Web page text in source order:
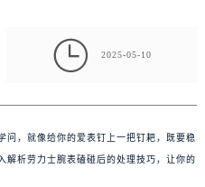
 2025-05-10
问，就像给你的爱表钉上一把钉耙，既要稳
解析劳力士腕表磕碰后的处理技巧，让你的